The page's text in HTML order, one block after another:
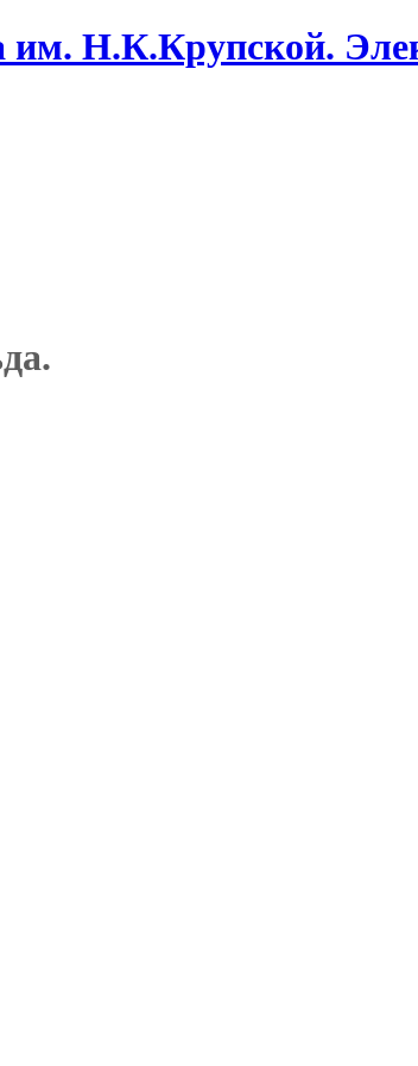
им. Н.К.Крупской.